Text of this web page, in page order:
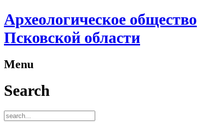
Археологическое общество
Псковской области
Menu
Search